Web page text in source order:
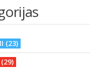
(23)
(29)